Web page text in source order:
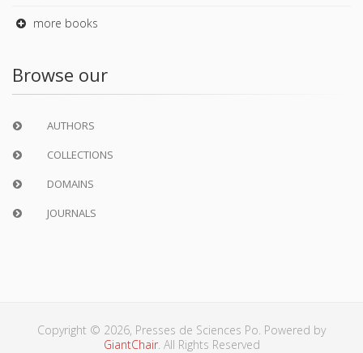
more books
Browse our
AUTHORS
COLLECTIONS
DOMAINS
JOURNALS
Copyright © 2026, Presses de Sciences Po. Powered by
GiantChair. All Rights Reserved